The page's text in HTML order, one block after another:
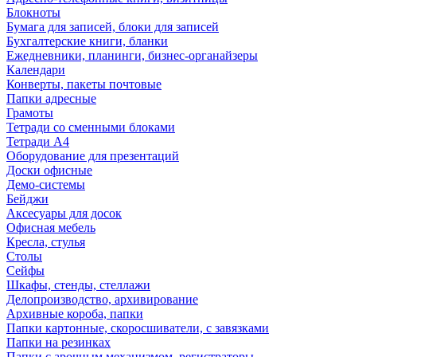
Блокноты
Бумага для записей, блоки для записей
Бухгалтерские книги, бланки
Ежедневники, планинги, бизнес-органайзеры
Календари
Конверты, пакеты почтовые
Папки адресные
Грамоты
Тетради со сменными блоками
Тетради А4
Оборудование для презентаций
Доски офисные
Демо-системы
Бейджи
Аксесуары для досок
Офисная мебель
Кресла, стулья
Столы
Сейфы
Шкафы, стенды, стеллажи
Делопроизводство, архивирование
Архивные короба, папки
Папки картонные, скоросшиватели, с завязками
Папки на резинках